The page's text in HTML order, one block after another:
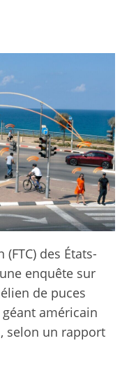
des États-
enquête sur
de puces
américain
selon un rapport